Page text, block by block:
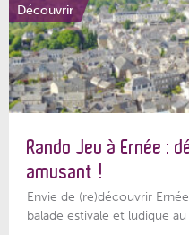
Découvrir
Rando Jeu à Ernée :
amusant !
Envie de (re)découvrir
balade estivale et ludique